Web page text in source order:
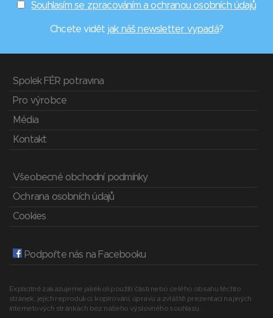
Souhlasím se zpracováním a ochranou osobních údajů
Chcete vidět jak náš newsletter vypadá?
Spolek FÉR potravina
Pro výrobce
Média
Kontakt
Všeobecné obchodní podmínky
Ochrana osobních údajů
Cookies
Podpořte nás na Facebooku
Explicitně zakazujeme jakékoli použití části nebo celého obsahu těchto
stránek, jejich reprodukci, kopírování, úpravu a zvláště prezentaci na jiných
internetových stránkách bez našeho výslovného souhlasu.